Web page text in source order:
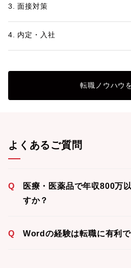
ひパソナへご連絡ください。
3. 面接対策
4. 内定・入社
転職ノウハウ
よくあるご質問
Q
医療・医薬品で年収800万
すか？
Q Wordの経験は転職に有利